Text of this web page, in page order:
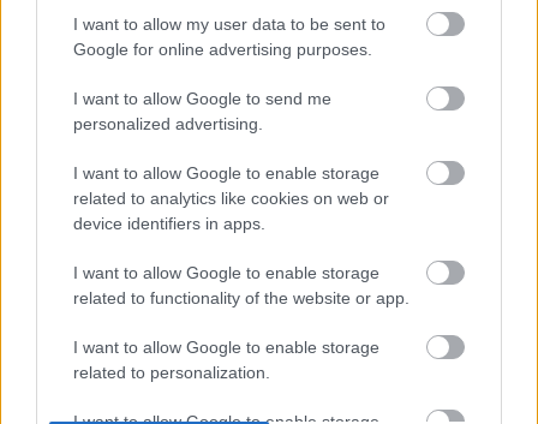
I want to allow my user data to be sent to
Google for online advertising purposes.
I want to allow Google to send me
personalized advertising.
I want to allow Google to enable storage
related to analytics like cookies on web or
device identifiers in apps.
I want to allow Google to enable storage
related to functionality of the website or app.
I want to allow Google to enable storage
related to personalization.
A szombat esti döntőre még lehet jegyeket vásárolni,
és a verseny honlapján (martoncompetition.hu) is
élőben követhető lesz.
Forrás: MTI